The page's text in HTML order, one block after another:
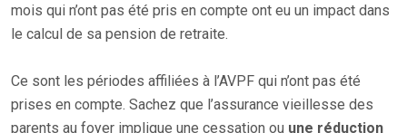
mois qui n’ont pas été pris en compte ont eu un impact dans
le calcul de sa pension de retraite.
Ce sont les périodes affiliées à l’AVPF qui n’ont pas été
prises en compte. Sachez que l’assurance vieillesse des
parents au foyer implique une cessation ou une réduction